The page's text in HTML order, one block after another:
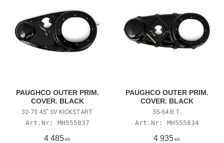
PAUGHCO OUTER PRIM.
COVER. BLACK
32-73 45" SV KICKSTART
MH555837
4 485 KR
PAUGHCO OUTER PRIM.
COVER. BLACK
55-64 B.T.
MH555834
4 935 KR